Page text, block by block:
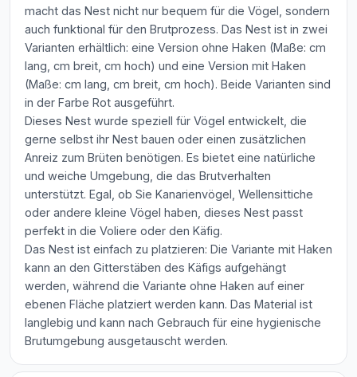
macht das Nest nicht nur bequem für die Vögel, sondern
auch funktional für den Brutprozess. Das Nest ist in zwei
Varianten erhältlich: eine Version ohne Haken (Maße: cm
lang, cm breit, cm hoch) und eine Version mit Haken
(Maße: cm lang, cm breit, cm hoch). Beide Varianten sind
in der Farbe Rot ausgeführt.
Dieses Nest wurde speziell für Vögel entwickelt, die
gerne selbst ihr Nest bauen oder einen zusätzlichen
Anreiz zum Brüten benötigen. Es bietet eine natürliche
und weiche Umgebung, die das Brutverhalten
unterstützt. Egal, ob Sie Kanarienvögel, Wellensittiche
oder andere kleine Vögel haben, dieses Nest passt
perfekt in die Voliere oder den Käfig.
Das Nest ist einfach zu platzieren: Die Variante mit Haken
kann an den Gitterstäben des Käfigs aufgehängt
werden, während die Variante ohne Haken auf einer
ebenen Fläche platziert werden kann. Das Material ist
langlebig und kann nach Gebrauch für eine hygienische
Brutumgebung ausgetauscht werden.